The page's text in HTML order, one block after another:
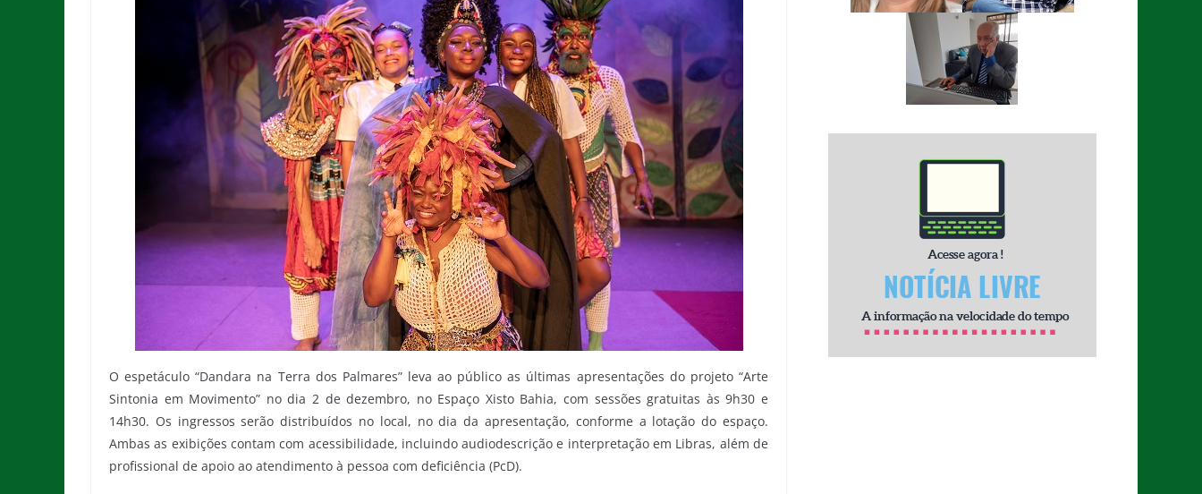
O espetáculo “Dandara na Terra dos Palmares” leva ao público as últimas apresentações do projeto “Arte
Sintonia em Movimento” no dia 2 de dezembro, no Espaço Xisto Bahia, com sessões gratuitas às 9h30 e
14h30. Os ingressos serão distribuídos no local, no dia da apresentação, conforme a lotação do espaço.
Ambas as exibições contam com acessibilidade, incluindo audiodescrição e interpretação em Libras, além de
profissional de apoio ao atendimento à pessoa com deficiência (PcD).